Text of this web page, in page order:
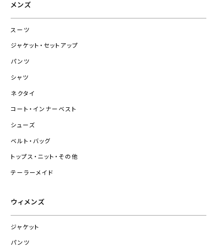
メンズ
スーツ
ジャケット・セットアップ
パンツ
シャツ
ネクタイ
コート・インナーベスト
シューズ
ベルト・バッグ
トップス・ニット・その他
テーラーメイド
ウィメンズ
ジャケット
パンツ